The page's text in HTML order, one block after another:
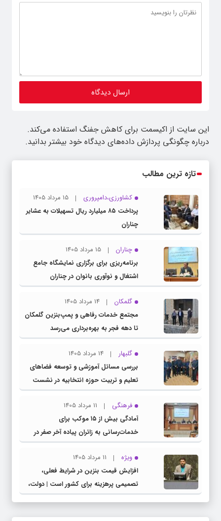
این سایت از اکیسمت برای کاهش جفنگ استفاده می‌کند.
درباره چگونگی پردازش داده‌های دیدگاه خود بیشتر بدانید.
تازه ترین مطالب
کشاورزی،دامپروری
15 مرداد 1405
پرداخت ۸۵ میلیارد ریال تسهیلات به عشایر
چناران
چناران
15 مرداد 1405
برنامه‌ریزی برای برگزاری نمایشگاه جامع
اشتغال و نوآوری بانوان در چناران
گلمکان
14 مرداد 1405
مجتمع خدمات رفاهی و پمپ‌بنزین گلمکان
تا دهه فجر به بهره‌برداری می‌رسد
گلبهار
14 مرداد 1405
بررسی مسائل آموزشی و توسعه فضاهای
تعلیم و تربیت حوزه انتخابیه در نشست
مشترک عضو کمیسیون آموزش مجلس با
مدیرکل آموزش و پرورش خراسان رضوی
فرهنگی
11 مرداد 1405
آمادگی بیش از ۱۵ موکب برای
خدمات‌رسانی به زائران پیاده آخر صفر در
شهرستان چناران
ویژه
11 مرداد 1405
افزایش قیمت بنزین در شرایط فعلی،
تصمیمی پرهزینه برای کشور است | دولت،
قاچاق سوخت و عوامل اصلی ناترازی را